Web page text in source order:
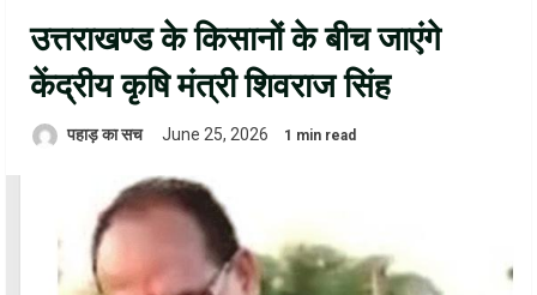
उत्तराखण्ड के किसानों के बीच जाएंगे
केंद्रीय कृषि मंत्री शिवराज सिंह
पहाड़ का सच June 25, 2026 1 min read